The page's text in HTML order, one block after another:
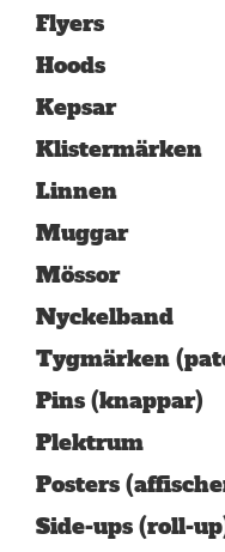
Flyers
Hoods
Kepsar
Klistermärken
Linnen
Muggar
Mössor
Nyckelband
Tygmärken
Pins (knappar)
Plektrum
Posters
Side-ups (roll-